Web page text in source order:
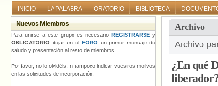
INICIO LA PALABRA ORATORIO BIBLIOTECA
Archivo
Archivo
¿En qué
Nuevos Miembros
Para unirse a este grupo es necesario REGISTRARSEy
OBLIGATORIO dejar en el FORO un primer mensaje de
saludo y presentación al resto de miembros.
Por favor, no lo olvidéis, ni tampoco indicar vuestros motivos
en las solicitudes de incorporación.